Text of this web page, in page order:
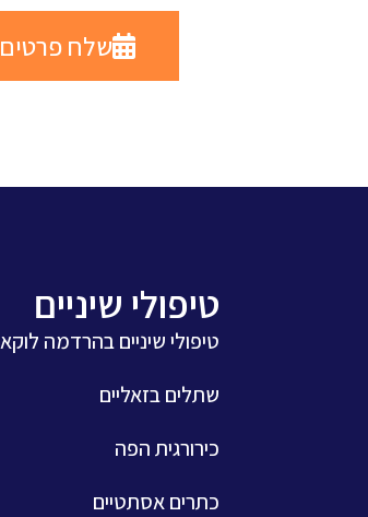
שלח פרטים
טיפולי שיניים
טיפולי שיניים בהרדמה
שתלים בזאליים
כירורגית הפה
כתרים אסתטיים